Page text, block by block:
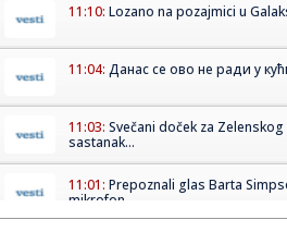
11:10: Lozano na pozajmici u
11:04: Данас се ово не ради у
11:03: Svečani doček za
sastanak...
11:01: Prepoznali glas Barta
mikrofon...